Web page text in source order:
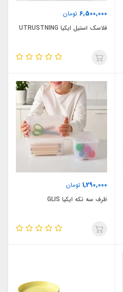
6,500,000 تومان
فلاسک استیل ایکیا UTRUSTNING
1,290,000 تومان
ظرف سه تکه ایکیا GLIS